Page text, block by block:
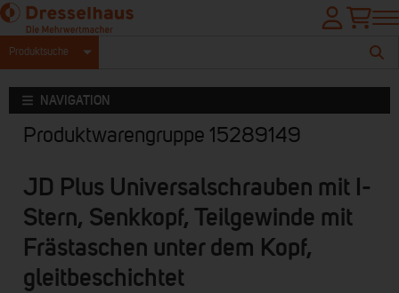
Produktsuche
NAVIGATION
Produktwarengruppe 15289149
JD Plus Universalschrauben mit I-
Stern, Senkkopf, Teilgewinde mit
Frästaschen unter dem Kopf,
gleitbeschichtet